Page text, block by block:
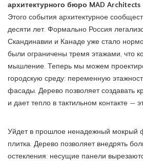
архитектурного бюро MAD Architects
Этого события архитектурное
десяти лет. Формально Россия
Скандинавии и Канаде уже стало
были ограничены тремя этажами, что
мышление. Теперь мы можем
городскую среду: переменную
фасады. Дерево позволяет создавать
и дает тепло в тактильном контакте —
Уйдет в прошлое ненадежный мокрый
плитка. Дерево позволяет внедрять
остекления: несущие панели